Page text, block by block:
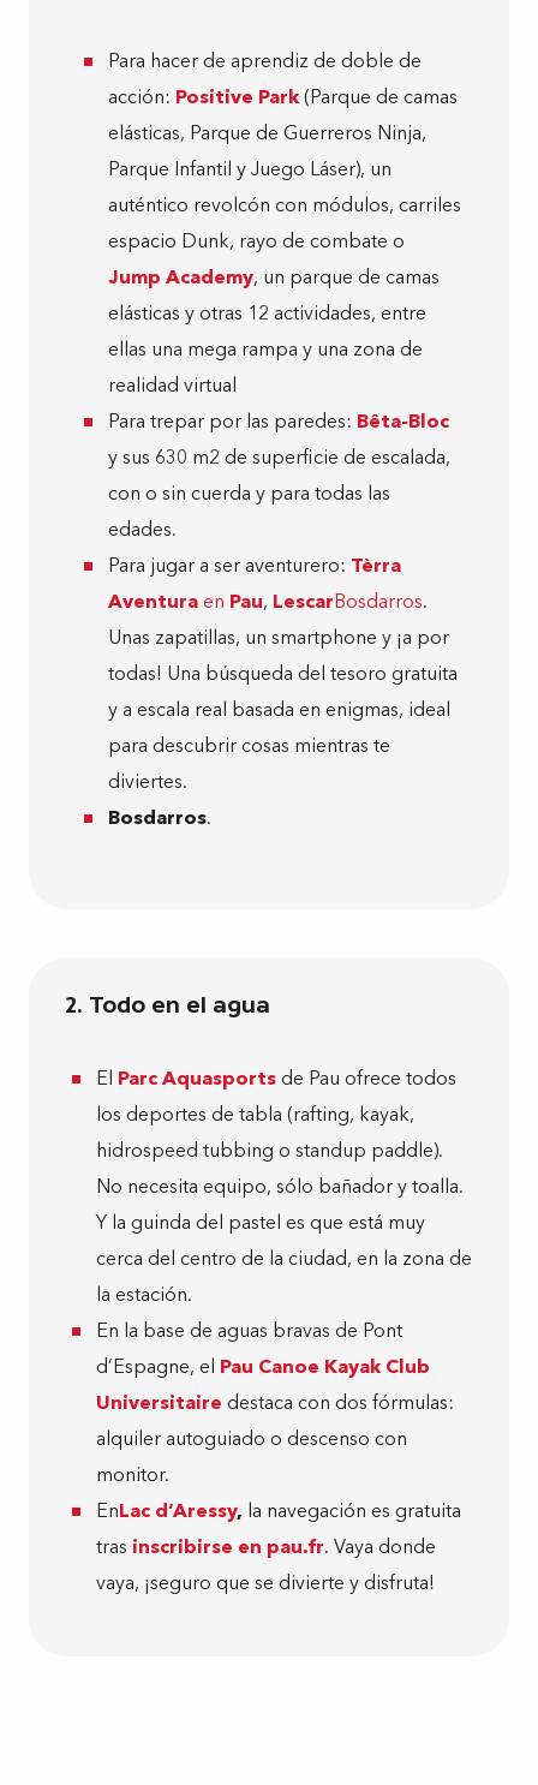
Naturaleza
Una versión digital de la naturaleza con Kidaia
Para hacer de aprendiz de doble de
acción: Positive Park(Parque de camas
elásticas, Parque de Guerreros Ninja,
Parque Infantil y Juego Láser), un
auténtico revolcón con módulos, carriles
espacio Dunk, rayo de combate o
Jump Academy, un parque de camas
elásticas y otras 12 actividades, entre
ellas una mega rampa y una zona de
realidad virtual
Para trepar por las paredes: Bêta-Bloc
y sus 630 m2 de superficie de escalada,
con o sin cuerda y para todas las
edades.
Para jugar a ser aventurero: Tèrra
Aventuraen Pau, LescarBosdarros.
Unas zapatillas, un smartphone y ¡a por
todas! Una búsqueda del tesoro gratuita
y a escala real basada en enigmas, ideal
para descubrir cosas mientras te
diviertes.
Bosdarros.
2. Todo en el agua
El Parc Aquasportsde Pau ofrece todos
los deportes de tabla (rafting, kayak,
hidrospeed tubbing o standup paddle).
No necesita equipo, sólo bañador y toalla.
Y la guinda del pastel es que está muy
cerca del centro de la ciudad, en la zona de
la estación.
En la base de aguas bravas de Pont
d’Espagne, el Pau Canoe Kayak Club
Universitaire destaca con dos fórmulas:
alquiler autoguiado o descenso con
monitor.
EnLac d’Aressy, la navegación es gratuita
tras inscribirse en pau.fr. Vaya donde
vaya, ¡seguro que se divierte y disfruta!